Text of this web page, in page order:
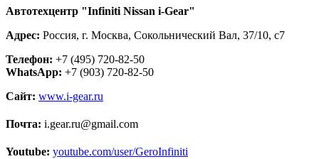
Автотехцентр "Infiniti Nissan i-Gear"
Адрес: Россия, г. Москва, Сокольнический Вал, 37/10, с7
Телефон: +7 (495) 720-82-50
WhatsApp: +7 (903) 720-82-50
Сайт: www.i-gear.ru
Почта: i.gear.ru@gmail.com
Youtube: youtube.com/user/GeroInfiniti